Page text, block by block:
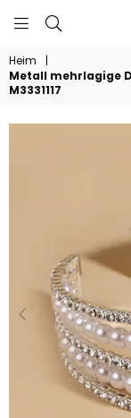
Heim
|
Metall mehrlagige
M3331117